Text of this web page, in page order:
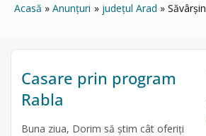
Acasă Anunțuri județul Arad Săvârşin
Casare prin program
Rabla
Buna ziua, Dorim să știm cât oferiți